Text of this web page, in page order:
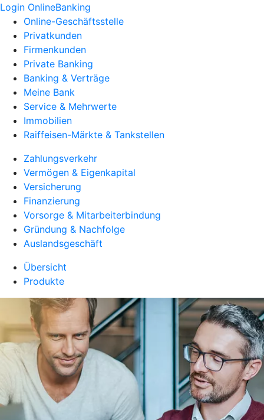
Login OnlineBanking
Online-Geschäftsstelle
Privatkunden
Firmenkunden
Private Banking
Banking & Verträge
Meine Bank
Service & Mehrwerte
Immobilien
Raiffeisen-Märkte & Tankstellen
Zahlungsverkehr
Vermögen & Eigenkapital
Versicherung
Finanzierung
Vorsorge & Mitarbeiterbindung
Gründung & Nachfolge
Auslandsgeschäft
Übersicht
Produkte